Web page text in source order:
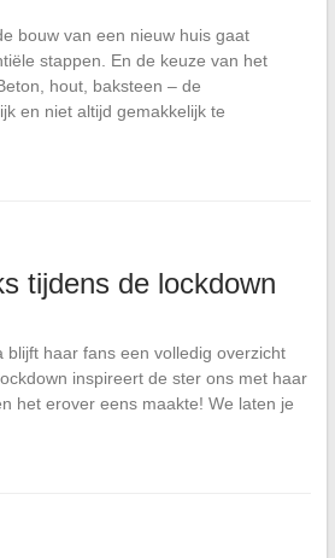
bouw van een nieuw huis gaat
stappen. En de keuze van het
hout, baksteen – de
en niet altijd gemakkelijk te
tijdens de lockdown
blijft haar fans een volledig overzicht
inspireert de ster ons met haar
het erover eens maakte! We laten je